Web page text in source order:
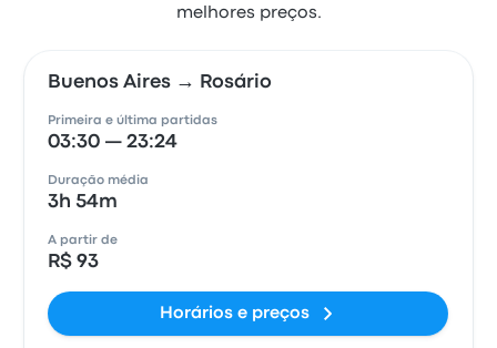
melhores preços.
Buenos Aires → Rosário
Primeira e última partidas
03:30 — 23:24
Duração média
3h 54m
A partir de
R$ 93
Horários e preços